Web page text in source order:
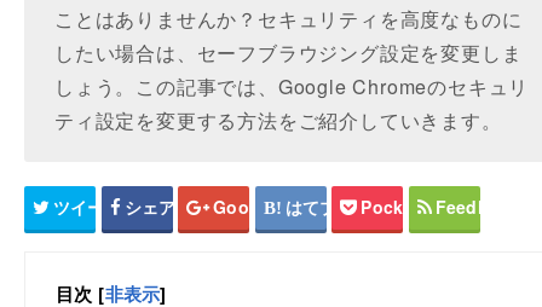
ことはありませんか？セキュリティを高度なものに
したい場合は、セーフブラウジング設定を変更しま
しょう。この記事では、Google Chromeのセキュリ
ティ設定を変更する方法をご紹介していきます。
ツイート シェア Google+ はてブ Pocket Feedly
目次 [非表示]